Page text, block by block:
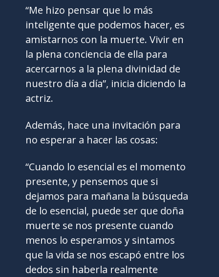
“Me hizo pensar que lo más
inteligente que podemos hacer, es
amistarnos con la muerte. Vivir en
la plena conciencia de ella para
acercarnos a la plena divinidad de
nuestro día a día”, inicia diciendo la
actriz.
Además, hace una invitación para
no esperar a hacer las cosas:
“Cuando lo esencial es el momento
presente, y pensemos que si
dejamos para mañana la búsqueda
de lo esencial, puede ser que doña
muerte se nos presente cuando
menos lo esperamos y sintamos
que la vida se nos escapó entre los
dedos sin haberla realmente